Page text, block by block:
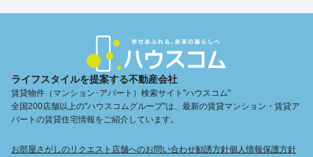
ライフスタイルを提案する不動産会社
賃貸物件（マンション･アパート）検索サイト"ハウスコム"
全国200店舗以上の"ハウスコムグループ"は、最新の賃貸マンション・賃貸ア
パートの賃貸住宅情報をご紹介しています。
お部屋さがしのリクエスト 店舗へのお問い合わせ勧誘方針個人情報保護方針